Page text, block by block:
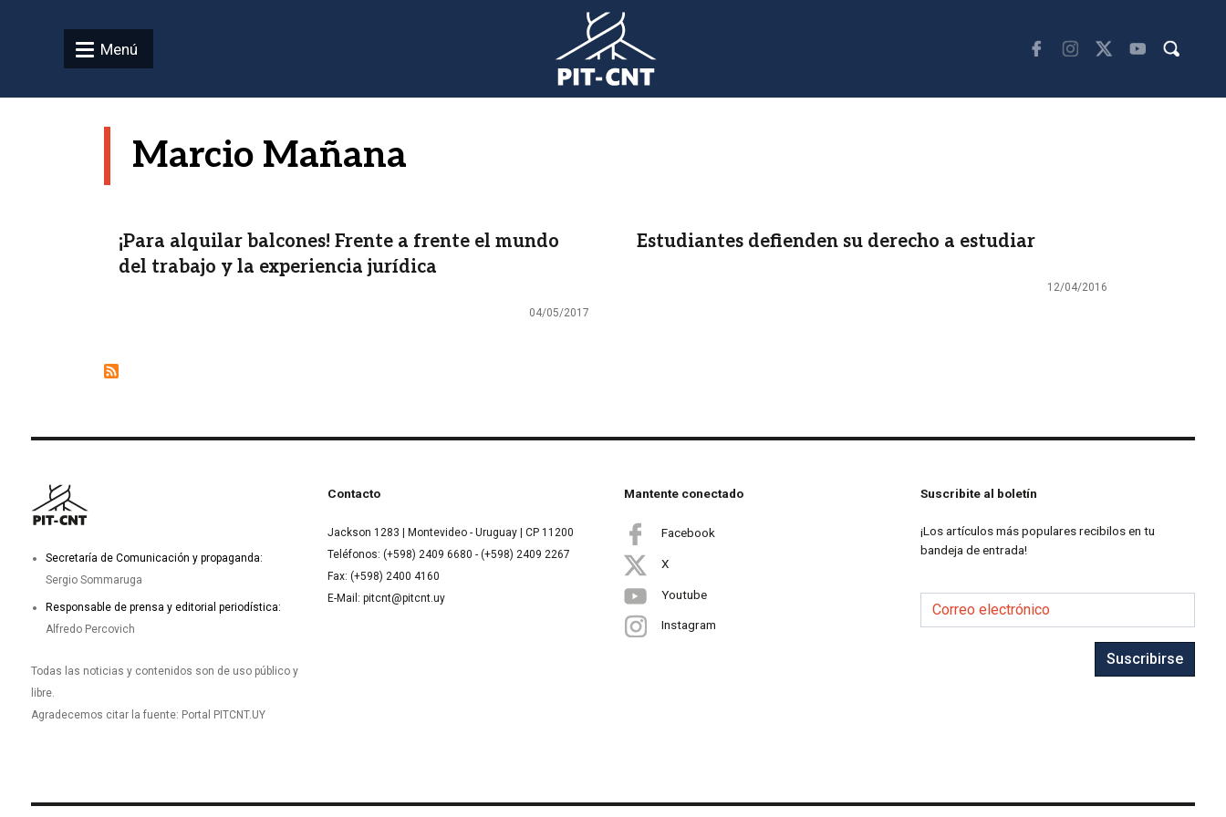
Menú
Marcio Mañana
¡Para alquilar balcones! Frente a frente el mundo
del trabajo y la experiencia jurídica
04/05/2017
Estudiantes defienden su derecho a estudiar
12/04/2016
Secretaría de Comunicación y propaganda:
Sergio Sommaruga
Responsable de prensa y editorial periodística:
Alfredo Percovich
Todas las noticias y contenidos son de uso público y
libre.
Agradecemos citar la fuente: Portal PITCNT.UY
Contacto
Jackson 1283 | Montevideo - Uruguay | CP 11200
Teléfonos: (+598) 2409 6680 - (+598) 2409 2267
Fax: (+598) 2400 4160
E-Mail: pitcnt@pitcnt.uy
Mantente conectado
Facebook
X
Youtube
Instagram
Suscribite al boletín
¡Los artículos más populares recibilos en tu
bandeja de entrada!
Correo electrónico
Suscribirse